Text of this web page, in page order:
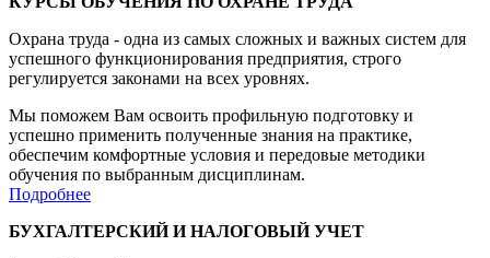
Охрана труда - одна из самых сложных и важных систем для
успешного функционирования предприятия, строго
регулируется законами на всех уровнях.
Мы поможем Вам освоить профильную подготовку и
успешно применить полученные знания на практике,
обеспечим комфортные условия и передовые методики
обучения по выбранным дисциплинам.
Подробнее
БУХГАЛТЕРСКИЙ И НАЛОГОВЫЙ УЧЕТ